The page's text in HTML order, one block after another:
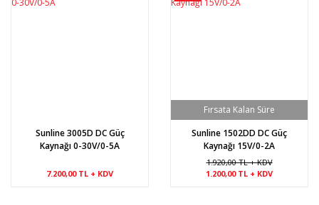
Sunline 3005D DC Güç
Kaynağı 0-30V/0-5A
7.200,00 TL + KDV
Sunline 1502DD DC Güç
Kaynağı 15V/0-2A
1.920,00 TL + KDV
1.200,00 TL + KDV